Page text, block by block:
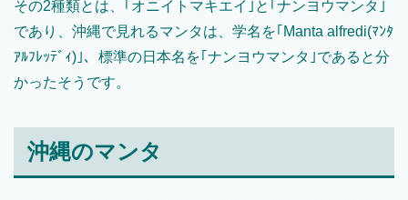
その2種類とは、｢オニイトマキエイ｣と｢ナンヨウマンタ｣
であり、沖縄で見れるマンタは、学名を｢Manta alfredi(ﾏﾝﾀ
ｱﾙﾌﾚｯﾃﾞｨ)｣、標準の日本名を｢ナンヨウマンタ｣であると分
かったそうです。
沖縄のマンタ